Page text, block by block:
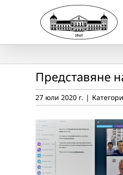
Представяне
27 юли 2020 г. |